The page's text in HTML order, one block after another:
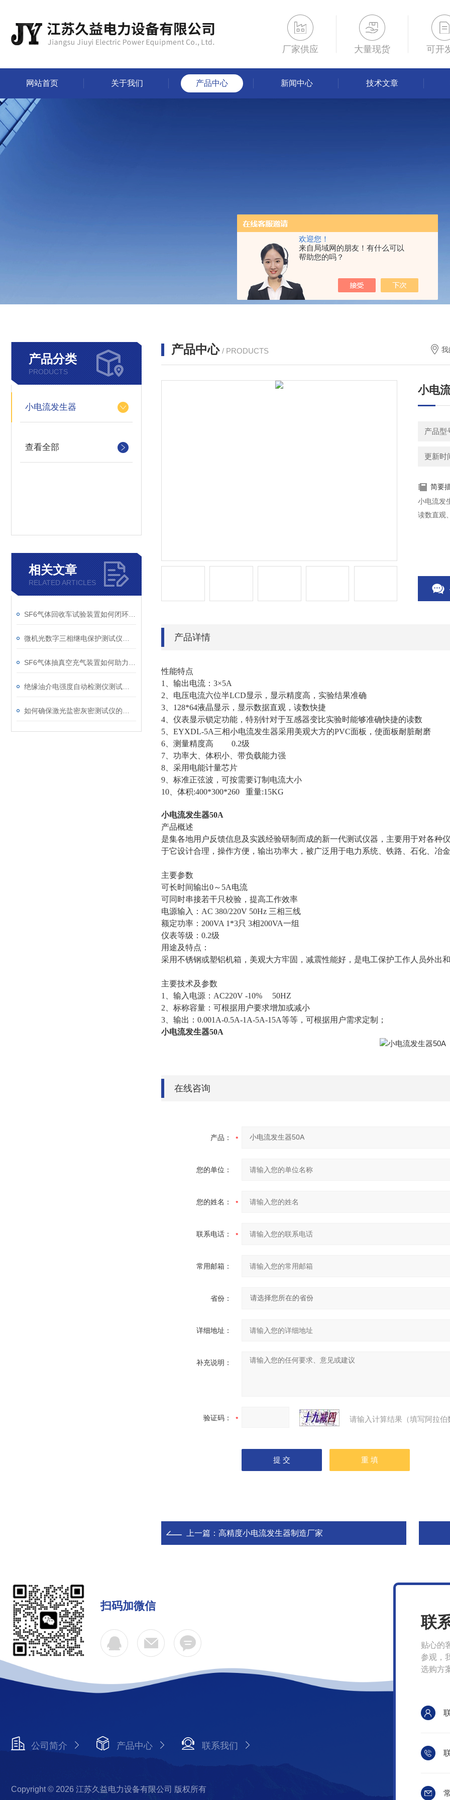
欢迎您！
来自局域网的朋友！有什么可以
帮助您的吗？
厂家供应 大量现货 可开
网站首页 关于我们 产品中心 新闻中心 技术文章
产品分类
PRODUCTS
小电流发生器
查看全部
相关文章
RELATED ARTICLES
产品中心 / PRODUCTS 我
小电
产品型
更新时
简要
小电流发
读数直观
产品详情
性能特点
1、输出电流：3×5A
2、电压电流六位半LCD显示，显示精度高，实验结果准确
3、128*64液晶显示，显示数据直观，读数快捷
4、仪表显示锁定功能，特别针对于互感器变比实验时能够准确快捷的读数
5、EYXDL-5A三相小电流发生器采用美观大方的PVC面板，使面板耐脏耐磨
6、测量精度高 0.2级
7、功率大、体积小、带负载能力强
8、采用电能计量芯片
9、标准正弦波，可按需要订制电流大小
10、体积:400*300*260 重量:15KG
小电流发生器50A
产品概述
是集各地用户反馈信息及实践经验研制而成的新一代测试仪器，主要用于对各种
于它设计合理，操作方便，输出功率大，被广泛用于电力系统、铁路、石化、冶
主要参数
可长时间输出0～5A电流
可同时串接若干只校验，提高工作效率
电源输入：AC 380/220V 50Hz 三相三线
额定功率：200VA 1*3只 3相200VA一组
仪表等级：0.2级
用途及特点：
采用不锈钢或塑铝机箱，美观大方牢固，减震性能好，是电工保护工作人员外出
主要技术及参数
1、输入电源：AC220V -10% 50HZ
2、标称容量：可根据用户要求增加或减小
3、输出：0.001A-0.5A-1A-5A-15A等等，可根据用户需求定制；
小电流发生器50A
在线咨询
产品：
您的单位：
您的姓名：
联系电话：
常用邮箱：
省份：
详细地址：
补充说明：
验证码： 请输入计算结果（填写阿拉
上一篇： 高精度小电流发生器制造厂家
扫码加微信
公司简介 产品中心 联系我们
Copyright © 2026 江苏久益电力设备有限公司 版权所有
联
贴心的
参观，
选购方